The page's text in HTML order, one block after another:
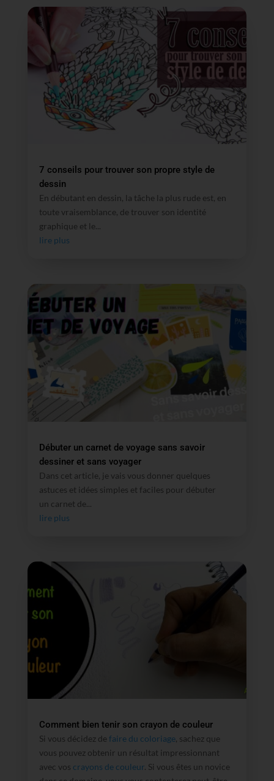
7 conseils pour trouver son propre style de
dessin
En débutant en dessin, la tâche la plus rude est, en
toute vraisemblance, de trouver son identité
graphique et le...
lire plus
Débuter un carnet de voyage sans savoir
dessiner et sans voyager
Dans cet article, je vais vous donner quelques
astuces et idées simples et faciles pour débuter
un carnet de...
lire plus
Comment bien tenir son crayon de couleur
Si vous décidez de faire du coloriage, sachez que
vous pouvez obtenir un résultat impressionnant
avec vos crayons de couleur. Si vous êtes un novice